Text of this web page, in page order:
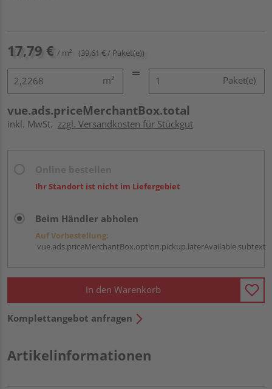
17,79 € / m² (39,61 € / Paket(e))
m² Paket(e)
vue.ads.priceMerchantBox.total
inkl. MwSt. zzgl. Versandkosten für Stückgut
Ihr Standort ist nicht im Liefergebiet
Beim Händler abholen
Auf Vorbestellung:
vue.ads.priceMerchantBox.option.pickup.laterAvailable.subtext
In den Warenkorb
Komplettangebot anfragen
Artikelinformationen